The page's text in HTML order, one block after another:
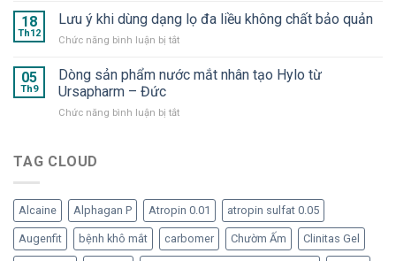
–
tạo
tép
–
chất
thiết
1
và
OMK
–
trong
tạo
đã
trở
lại
18
Th12
Lưu ý khi dùng dạng lọ đa liều không chất bảo quản
Chức năng bình luận bị tắtở
ý
khi
dạng
bảo
quản
05
Th9
Dòng sản phẩm nước mắt nhân tạo Hylo từ
Ursapharm – Đức
Chức năng bình luận bị tắtở
nhân
tạo
Hylo
từ
TAG CLOUD
Alcaine Alphagan P Atropin 0.01 atropin sulfat 0.05
Augenfit bệnh khô mắt carbomer Chườm Ấm Clinitas Gel